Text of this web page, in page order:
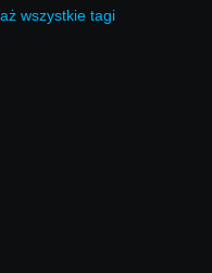
wszystkie tagi